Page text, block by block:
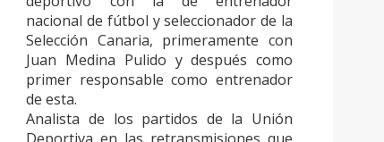
nacional de fútbol y seleccionador de la
Selección Canaria, primeramente con
Juan Medina Pulido y después como
primer responsable como entrenador
de esta.
Analista de los partidos de la Unión